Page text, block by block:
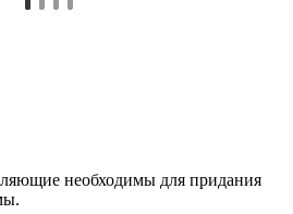
необходимы для придания